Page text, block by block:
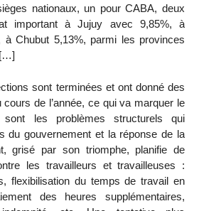
nationaux, un pour CABA, deux
important à Jujuy avec 9,85%, à
à Chubut 5,13%, parmi les provinces
[…]
sont terminées et ont donné des
de l’année, ce qui va marquer le
les problèmes structurels qui
du gouvernement et la réponse de la
grisé par son triomphe, planifie de
les travailleurs et travailleuses :
flexibilisation du temps de travail en
des heures supplémentaires,